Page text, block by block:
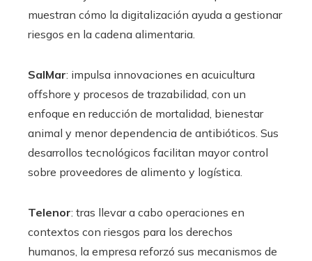
muestran cómo la digitalización ayuda a gestionar
riesgos en la cadena alimentaria.
SalMar: impulsa innovaciones en acuicultura
offshore y procesos de trazabilidad, con un
enfoque en reducción de mortalidad, bienestar
animal y menor dependencia de antibióticos. Sus
desarrollos tecnológicos facilitan mayor control
sobre proveedores de alimento y logística.
Telenor: tras llevar a cabo operaciones en
contextos con riesgos para los derechos
humanos, la empresa reforzó sus mecanismos de